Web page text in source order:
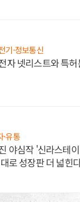
기·정보통신
자 넷리스트와 특
·유통
야심작 '신라스테
로 성장판 더 넓힌